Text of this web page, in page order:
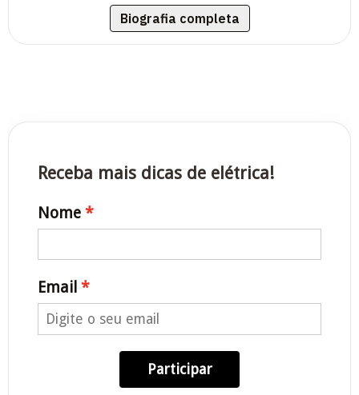
Biografia completa
Receba mais dicas de elétrica!
Nome
Email
Participar